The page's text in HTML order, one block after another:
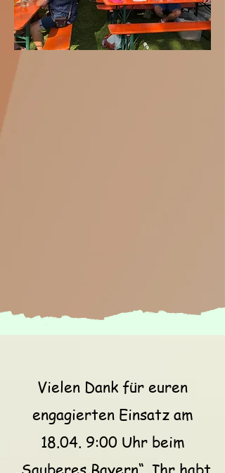
es war ein schönes Fest
Vielen Dank für euren
engagierten Einsatz am
18.04. 9:00 Uhr beim